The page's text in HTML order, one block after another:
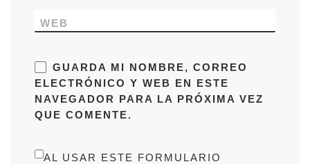
WEB
GUARDA MI NOMBRE, CORREO
ELECTRÓNICO Y WEB EN ESTE
NAVEGADOR PARA LA PRÓXIMA VEZ
QUE COMENTE.
AL USAR ESTE FORMULARIO